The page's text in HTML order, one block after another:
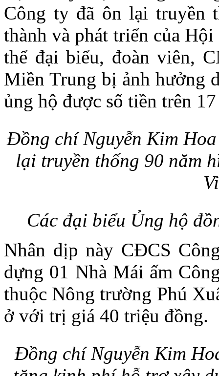
Công ty đã ôn lại truyền
thành và phát triển của
thể đại biểu, đoàn viên,
Miền Trung bị ảnh hưởng
ủng hộ được số tiền trên
Đồng chí Nguyễn Kim
lại truyền thống 90 năm
Các đại biểu Ủng hộ
Nhân dịp này CĐCS
dựng 01 Nhà Mái ấm
thuộc Nông trường Phú
ở với trị giá 40 triệu đồng.
Đồng chí Nguyễn Kim